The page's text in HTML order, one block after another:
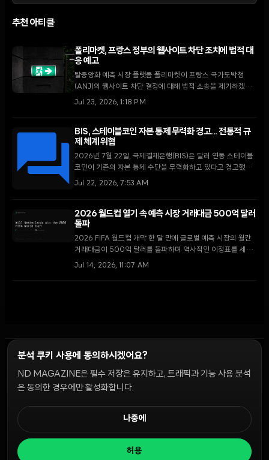
추천 아티클
폴리마켓, 프랑스 정부의 웹사이트 차단 조치에 법적 대
응 예고
탈중앙화 예측 시장 플랫폼 폴리마켓이 프랑스 국가도박청
(ANJ)의 웹사이트 차단 결정에 대해 법적 소송을 제기하겠다
고 밝혔다. 2026년 7월 22일 발표된 이번 대응은 미카
Jul 23, 2026, 1:18 PM
BIS, 스테이블코인 자본 통제 무력화 경고... 전통적 규
제 체계 위협
2026년 7월 22일, 국제결제은행(BIS)은 달러 연동 스테이블
코인이 기존의 자본 통제 수단을 무력화하고 있다고 경고했다.
특히 신흥국 시장에서 '디지털 달러화' 현상이 심화되면서 중앙
Jul 22, 2026, 7:53 AM
2026 월드컵 열기 속 예측 시장 거래대금 500억 달러
돌파
2026 FIFA 월드컵 개막 한 달 만에 글로벌 예측 시장의 월간
거래대금이 500억 달러를 돌파하며 역사적인 이정표를 세웠
다. 이는 전통적인 스포츠 베팅 산업의 지형을 뒤흔드는 구조적
Jul 14, 2026, 11:07 AM
윤리 원칙 Discord 봇캠페인 가이드커뮤니티 랭킹
쿠키 설정
공시 및 정책:
분석 쿠키 사용에 동의하시겠어요?
ND MAGAZINE은 필수 저장은 유지하고, 트래픽과 기능 사용 분석
은 동의한 경우에만 활성화합니다.
나중에
허용